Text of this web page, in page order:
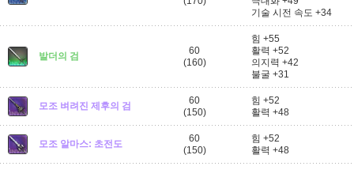
기술 시전 속도 +34
발더의 검
60
(160)
힘 +55
활력 +52
의지력 +42
불굴 +31
모조 벼려진 제후의 검
60
(150)
힘 +52
활력 +48
모조 알마스: 초전도
60
(150)
힘 +52
활력 +48